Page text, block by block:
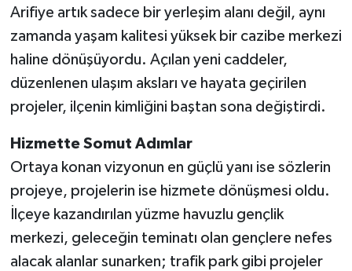
Arifiye artık sadece bir yerleşim alanı değil, aynı
zamanda yaşam kalitesi yüksek bir cazibe merkezi
haline dönüşüyordu. Açılan yeni caddeler,
düzenlenen ulaşım aksları ve hayata geçirilen
projeler, ilçenin kimliğini baştan sona değiştirdi.
Hizmette Somut Adımlar
Ortaya konan vizyonun en güçlü yanı ise sözlerin
projeye, projelerin ise hizmete dönüşmesi oldu.
İlçeye kazandırılan yüzme havuzlu gençlik
merkezi, geleceğin teminatı olan gençlere nefes
alacak alanlar sunarken; trafik park gibi projeler